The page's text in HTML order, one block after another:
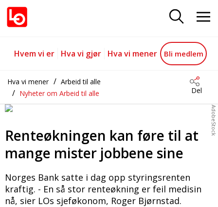
Renteøkningen kan føre til at
Gå til hovedinnhold
Gå til navigasjon
Hvem vi er Hva vi gjør Hva vi mener Bli medlem
Hva vi mener
Arbeid til alle
Nyheter om Arbeid til alle
Del
AdobeStock
Renteøkningen kan føre til at
mange mister jobbene sine
Norges Bank satte i dag opp styringsrenten
kraftig. - En så stor renteøkning er feil medisin
nå, sier LOs sjeføkonom, Roger Bjørnstad.